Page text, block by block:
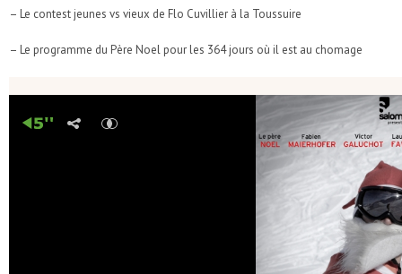
– Le contest jeunes vs vieux de Flo Cuvillier à la Toussuire
– Le programme du Père Noel pour les 364 jours où il est au chomage